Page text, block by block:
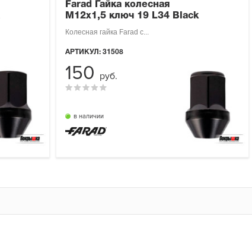
Farad Гайка колесная
М12х1,5 ключ 19 L34 Black
Колесная гайка Farad с...
АРТИКУЛ: 31508
150 руб.
в наличии